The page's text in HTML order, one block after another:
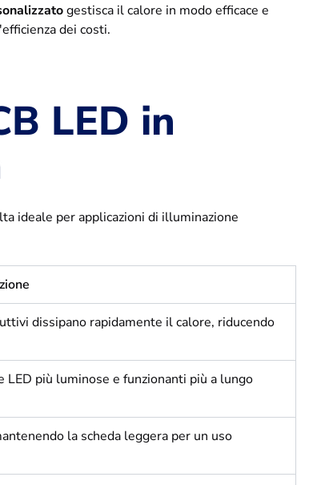
gestisca il calore in modo efficace e
dei costi.
LED in
ideale per applicazioni di illuminazione
dissipano rapidamente il calore, riducendo
più luminose e funzionanti più a lungo
la scheda leggera per un uso